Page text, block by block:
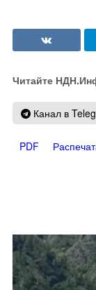
Читайте
Канал в
PDF